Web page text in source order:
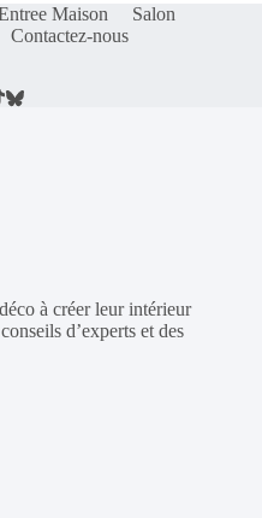
Maison
Salon
Contactez-nous
à créer leur intérieur
d’experts et des